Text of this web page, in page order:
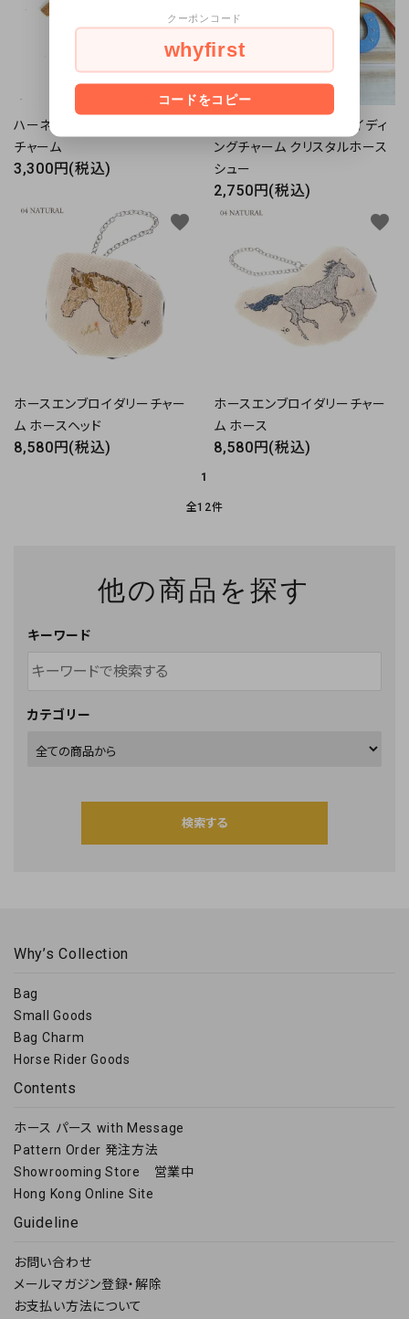
ハーネスプリント レザーホース
チャーム
3,300円(税込)
ライディ
ングチャーム クリスタルホース
シュー
2,750円(税込)
ホースエンブロイダリーチャー
ム ホースヘッド
8,580円(税込)
favorite
ホースエンブロイダリーチャー
ム ホース
8,580円(税込)
favorite
1
全12件
他の商品を探す
キーワード
カテゴリー
検索する
キーワード
カテゴリー
Why’s Collection
Bag
Small Goods
Bag Charm
Horse Rider Goods
Contents
ホース パース with Message
Pattern Order 発注方法
Showrooming Store 営業中
Hong Kong Online Site
Guideline
お問い合わせ
メールマガジン登録・解除
お支払い方法について
クーポンコード
whyfirst
コードをコピー